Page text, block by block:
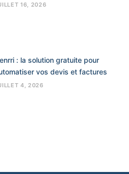
16, 2026
: la solution gratuite pour
vos devis et factures
4, 2026